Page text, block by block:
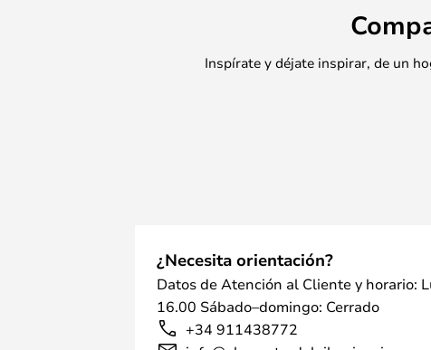
Inspírate y déjate inspirar, de un
¿Necesita orientación?
Datos de Atención al Cliente y horario:
16.00 Sábado–domingo: Cerrado
+34 911438772